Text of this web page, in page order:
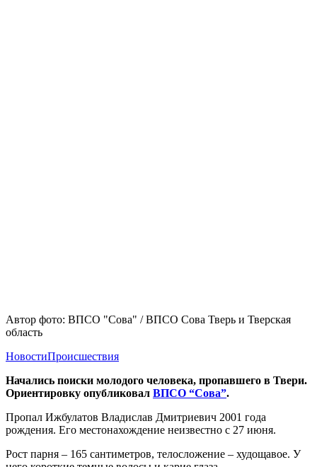
Автор фото: ВПСО "Сова" / ВПСО Сова Тверь и Тверская
область
НовостиПроисшествия
Начались поиски молодого человека, пропавшего в Твери.
Ориентировку опубликовал ВПСО “Сова”.
Пропал Ижбулатов Владислав Дмитриевич 2001 года
рождения. Его местонахождение неизвестно с 27 июня.
Рост парня – 165 сантиметров, телосложение – худощавое. У